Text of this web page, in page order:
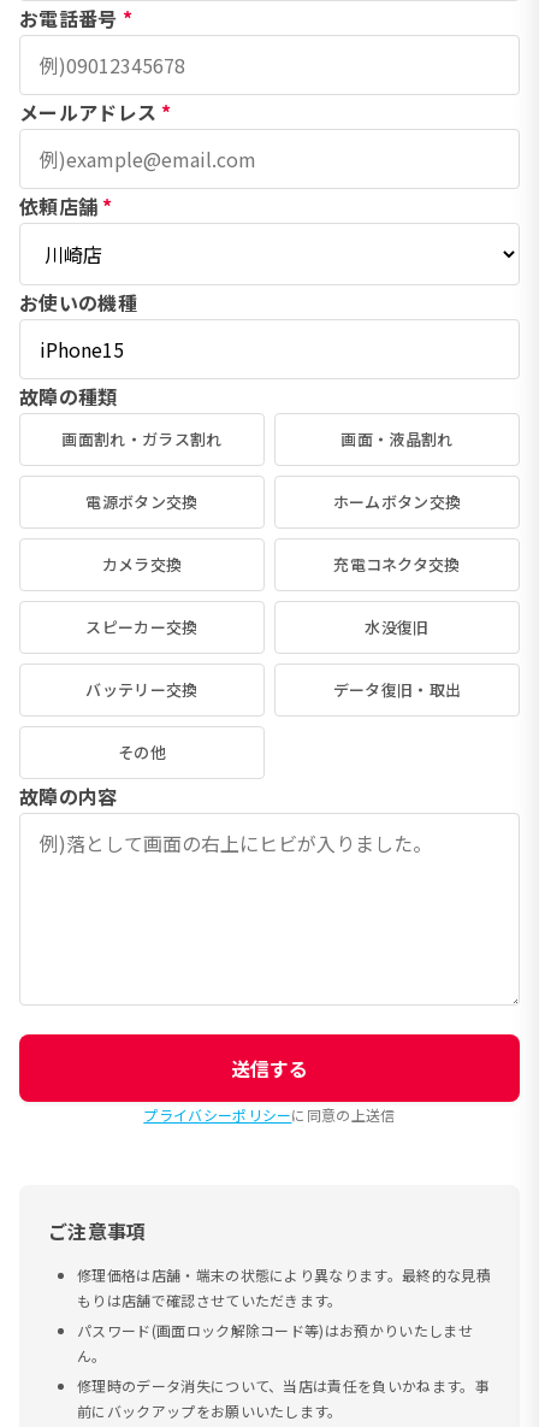
お電話番号 *
メールアドレス *
依頼店舗 *
お使いの機種
故障の種類
画面割れ・ガラス割れ 画面・液晶割れ
電源ボタン交換 ホームボタン交換
カメラ交換 充電コネクタ交換
スピーカー交換 水没復旧
バッテリー交換 データ復旧・取出
その他
故障の内容
送信する
プライバシーポリシーに同意の上送信
ご注意事項
修理価格は店舗・端末の状態により異なります。最終的な見積
もりは店舗で確認させていただきます。
パスワード(画面ロック解除コード等)はお預かりいたしませ
ん。
修理時のデータ消失について、当店は責任を負いかねます。事
前にバックアップをお願いいたします。